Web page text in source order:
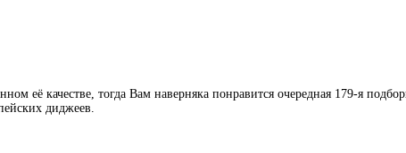
её качестве, тогда Вам наверняка понравится очередная 179-я
диджеев.